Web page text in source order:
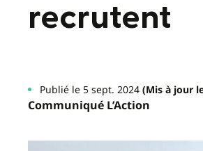
recrutent
Publié le 5 sept. 2024(Mis à jour
Communiqué L’Action